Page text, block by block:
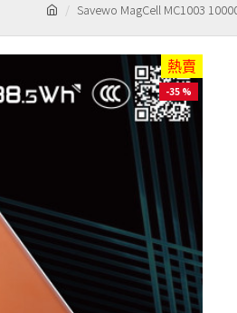
Savewo MagCell MC1003
熱賣
-35 %